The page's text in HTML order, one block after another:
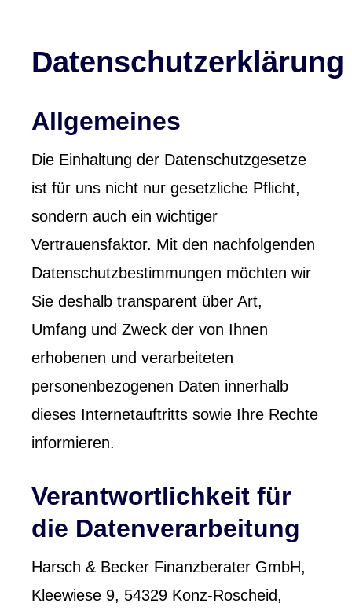
Datenschutzerklärung
Allgemeines
Die Einhaltung der Datenschutzgesetze
ist für uns nicht nur gesetzliche Pflicht,
sondern auch ein wichtiger
Vertrauensfaktor. Mit den nachfolgenden
Datenschutzbestimmungen möchten wir
Sie deshalb transparent über Art,
Umfang und Zweck der von Ihnen
erhobenen und verarbeiteten
personenbezogenen Daten innerhalb
dieses Internetauftritts sowie Ihre Rechte
informieren.
Verantwortlichkeit für
die Datenverarbeitung
Harsch & Becker Finanzberater GmbH,
Kleewiese 9, 54329 Konz-Roscheid,